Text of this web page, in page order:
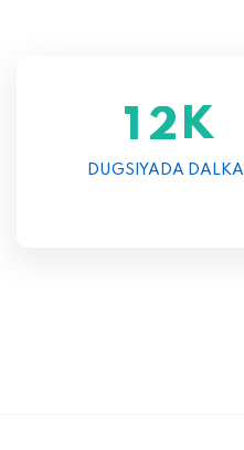
1 2 K
DUGSIYADA DALKA